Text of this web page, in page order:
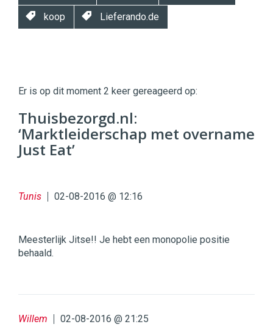
koop Lieferando.de
|
Digital
Commercehttps://twinklemagazine.nl
9654
Er is op dit moment 2 keer gereageerd op:
Thuisbezorgd.nl:
‘Marktleiderschap met overname
Just Eat’
Tunis 02-08-2016 @ 12:16
Meesterlijk Jitse!! Je hebt een monopolie positie
behaald.
Willem 02-08-2016 @ 21:25